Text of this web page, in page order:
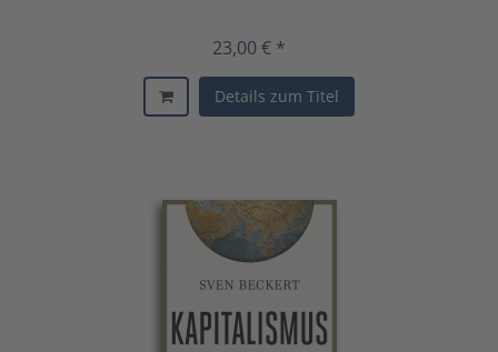
23,00 € *
Details zum Titel